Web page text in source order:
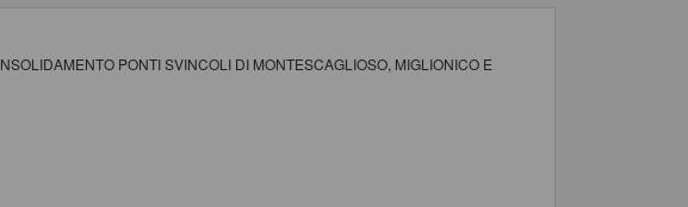
PONTI SVINCOLI DI MONTESCAGLIOSO, MIGLIONICO E